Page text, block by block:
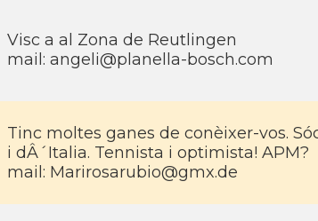
Visc a al Zona de Reutlingen
mail: angeli@planella-bosch.com
Tinc moltes ganes de conèixer-vos.
i dÂ´Italia. Tennista i optimista! APM?
mail: Marirosarubio@gmx.de